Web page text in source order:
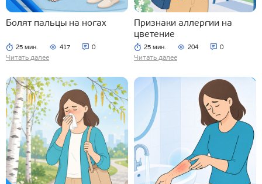
Болят пальцы на ногах
25 мин. 417 0
Читать далее
Признаки аллергии на
цветение
25 мин. 204 0
Читать далее